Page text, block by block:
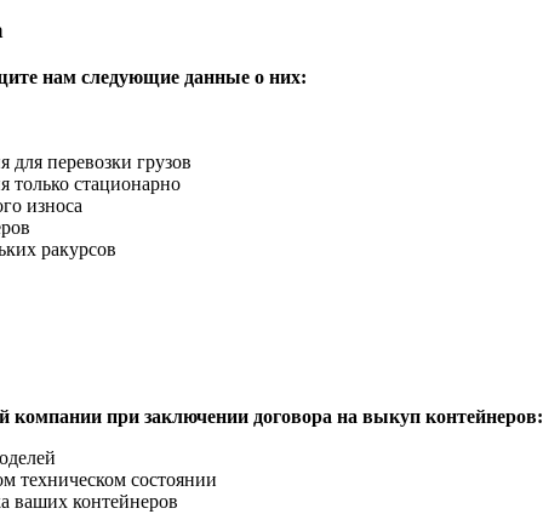
нам следующие данные о них:
для перевозки грузов
только стационарно
износа
ракурсов
при заключении договора на выкуп контейнеров:
техническом состоянии
ваших контейнеров